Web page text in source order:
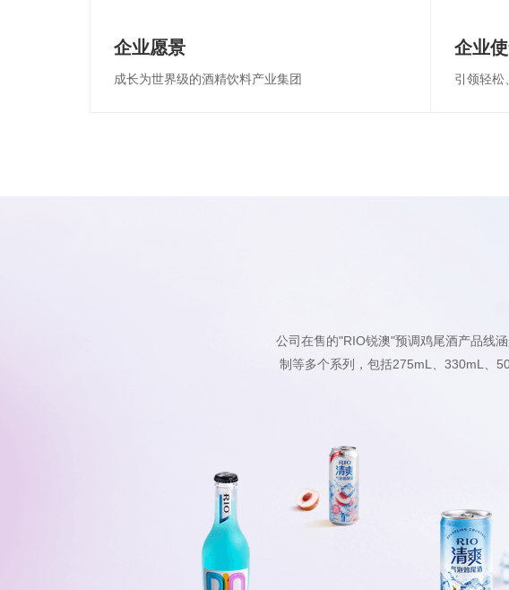
企业愿景
成长为世界级的酒精饮料产业集团
企业
引领轻松
公司在售的"RIO锐澳"预调鸡尾酒产品线
制等多个系列，包括275mL、330mL、